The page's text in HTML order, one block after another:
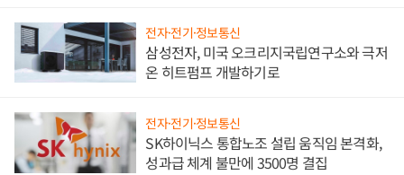
전자·전기·정보통신
삼성전자, 미국 오크리지국립연구소와 극저
온 히트펌프 개발하기로
전자·전기·정보통신
SK하이닉스 통합노조 설립 움직임 본격화,
성과급 체계 불만에 3500명 결집